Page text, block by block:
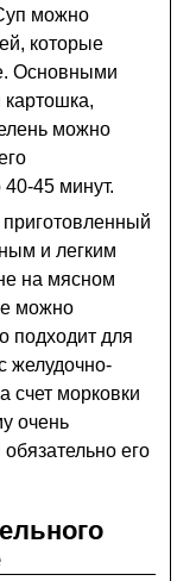
можно
которые
Основными
можно
40-45 минут.
и легким
на мясном
можно
подходит для
желудочно-
счет морковки
очень
его